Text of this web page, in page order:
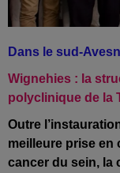
Dans le sud-
Wignehies : la
polyclinique de la
Outre
meilleure prise en
cancer du sein, la